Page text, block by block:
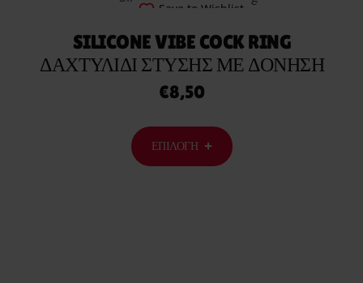
Save to Wishlist
SILICONE VIBE COCK RING
ΔΑΧΤΥΛΊΔΙ ΣΤΎΣΗΣ ΜΕ ΔΌΝΗΣΗ
€8,50
ΕΠΙΛΟΓΉ